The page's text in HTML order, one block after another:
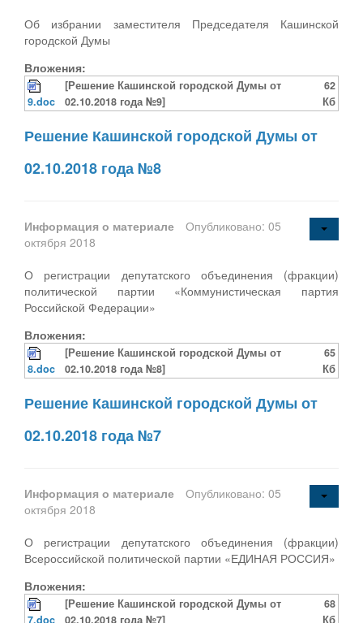
Об избрании заместителя Председателя Кашинской
городской Думы
Вложения:
9.doc
[Решение Кашинской городской Думы от
02.10.2018 года №9]
62
Кб
Решение Кашинской городской Думы от
02.10.2018 года №8
Информация о материале
Опубликовано: 05
октября 2018
О регистрации депутатского объединения (фракции)
политической партии «Коммунистическая партия
Российской Федерации»
Вложения:
8.doc
[Решение Кашинской городской Думы от
02.10.2018 года №8]
65
Кб
Решение Кашинской городской Думы от
02.10.2018 года №7
Информация о материале
Опубликовано: 05
октября 2018
О регистрации депутатского объединения (фракции)
Всероссийской политической партии «ЕДИНАЯ РОССИЯ»
Вложения:
7.doc
[Решение Кашинской городской Думы от
02.10.2018 года №7]
68
Кб